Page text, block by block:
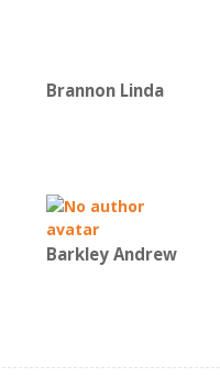
Brannon Linda
Barkley Andrew